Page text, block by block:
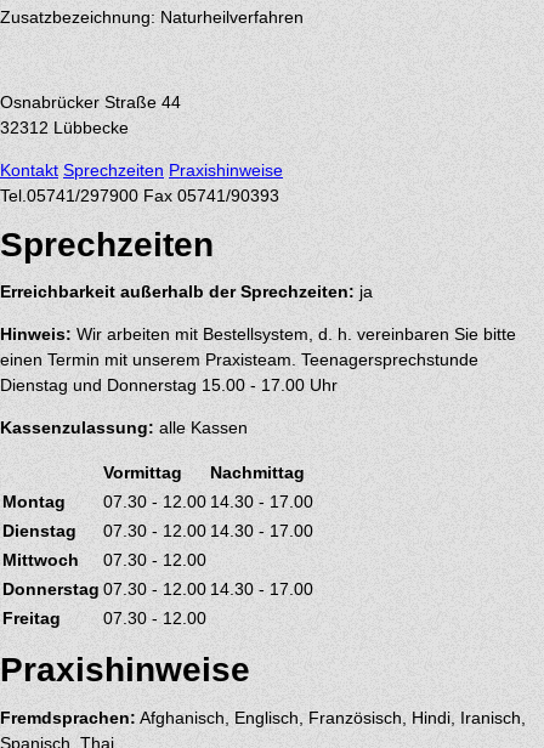
Zusatzbezeichnung: Naturheilverfahren
Osnabrücker Straße 44
32312 Lübbecke
Kontakt Sprechzeiten Praxishinweise
Tel. 05741/297900 Fax 05741/90393
Sprechzeiten
Erreichbarkeit außerhalb der Sprechzeiten: ja
Hinweis: Wir arbeiten mit Bestellsystem, d. h. vereinbaren Sie bitte
einen Termin mit unserem Praxisteam. Teenagersprechstunde
Dienstag und Donnerstag 15.00 - 17.00 Uhr
Kassenzulassung: alle Kassen
Vormittag
Nachmittag
Montag
07.30 - 12.00 14.30 - 17.00
Dienstag
07.30 - 12.00 14.30 - 17.00
Mittwoch
07.30 - 12.00
Donnerstag 07.30 - 12.00 14.30 - 17.00
Freitag
07.30 - 12.00
Praxishinweise
Fremdsprachen: Afghanisch, Englisch, Französisch, Hindi, Iranisch,
Spanisch, Thai